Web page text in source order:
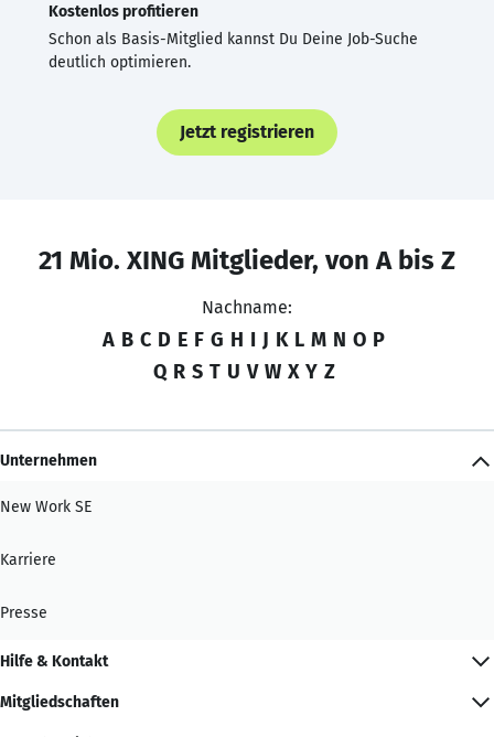
Kostenlos profitieren
Schon als Basis-Mitglied kannst Du Deine Job-Suche
deutlich optimieren.
Jetzt registrieren
21 Mio. XING Mitglieder, von A bis Z
Nachname:
A B C D E F G H I J K L M N O P
Q R S T U V W X Y Z
Unternehmen
New Work SE
Karriere
Presse
Hilfe & Kontakt
Mitgliedschaften